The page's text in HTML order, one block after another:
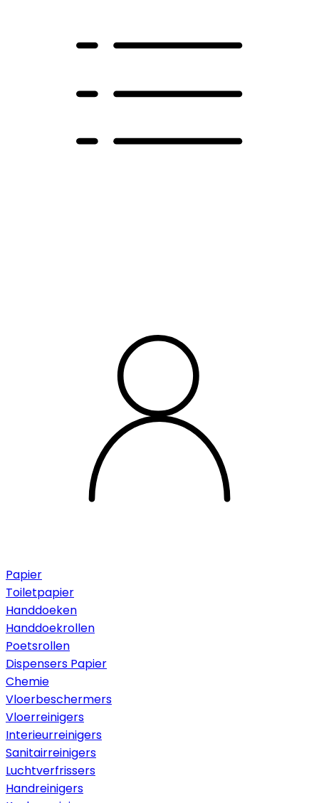
Papier
Toiletpapier
Handdoeken
Handdoekrollen
Poetsrollen
Dispensers Papier
Chemie
Vloerbeschermers
Vloerreinigers
Interieurreinigers
Sanitairreinigers
Luchtverfrissers
Handreinigers